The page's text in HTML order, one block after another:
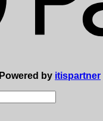
Powered by itispartner